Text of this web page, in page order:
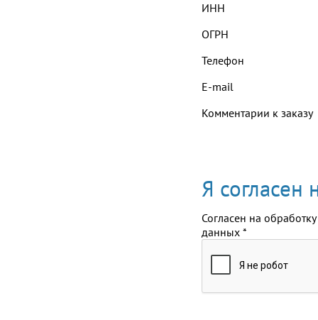
ИНН
ОГРН
Телефон
E-mail
Комментарии к заказу
Я согласен
Согласен на обработку
данных *